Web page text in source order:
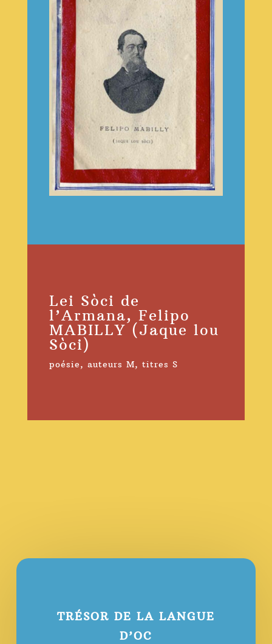
Lei Sòci de
l’Armana, Felipo
MABILLY (Jaque lou
Sòci)
poésie, auteurs M, titres S
TRÉSOR DE LA LANGUE
D’OC